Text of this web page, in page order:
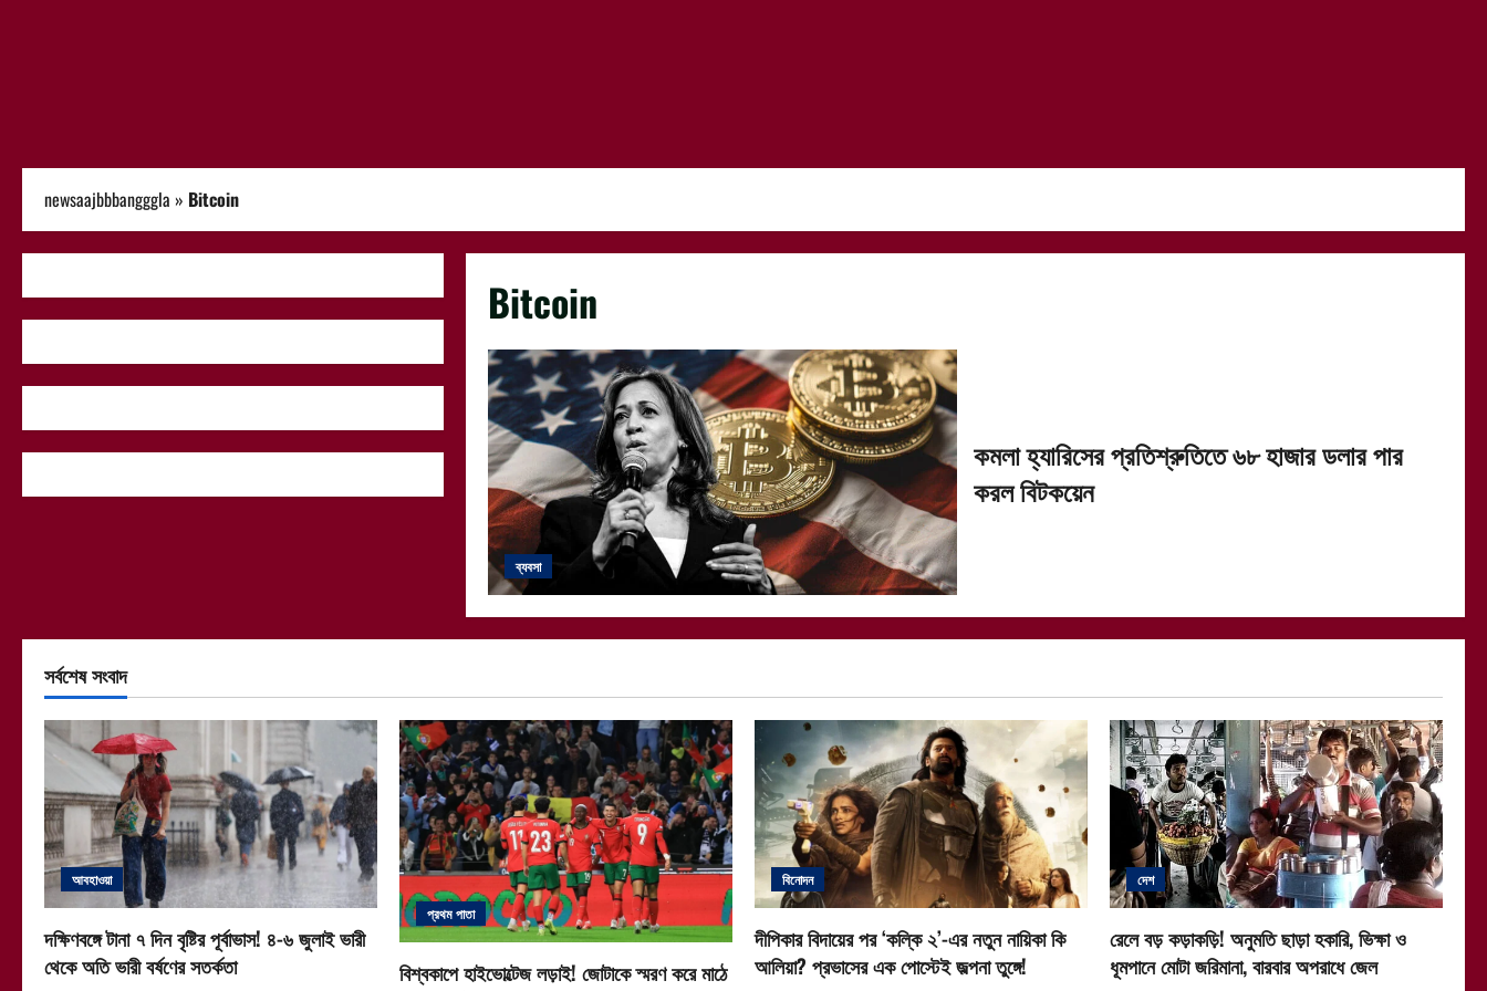
newsaajbbbangggla » Bitcoin
Bitcoin
ব্যবসা
কমলা হ্যারিসের প্রতিশ্রুতিতে ৬৮ হাজার ডলার পার
করল বিটকয়েন
সর্বশেষ সংবাদ
আবহাওয়া
দক্ষিণবঙ্গে টানা ৭ দিন বৃষ্টির পূর্বাভাস! ৪-৬ জুলাই ভারী
থেকে অতি ভারী বর্ষণের সতর্কতা
প্রথম পাতা
বিশ্বকাপে হাইভোল্টেজ লড়াই! জোটাকে স্মরণ করে মাঠে
বিনোদন
দীপিকার বিদায়ের পর ‘কল্কি ২’-এর নতুন নায়িকা কি
আলিয়া? প্রভাসের এক পোস্টেই জল্পনা তুঙ্গে!
দেশ
রেলে বড় কড়াকড়ি! অনুমতি ছাড়া হকারি, ভিক্ষা ও
ধূমপানে মোটা জরিমানা, বারবার অপরাধে জেল